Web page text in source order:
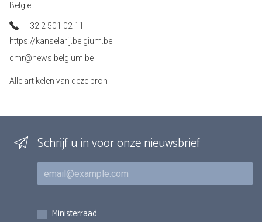
België
+32 2 501 02 11
https://kanselarij.belgium.be
cmr@news.belgium.be
Alle artikelen van deze bron
Schrijf u in voor onze nieuwsbrief
E-mail
Inschrijvingen
Ministerraad